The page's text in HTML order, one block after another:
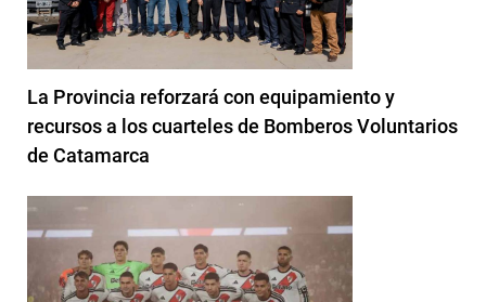
La Provincia reforzará con equipamiento y
recursos a los cuarteles de Bomberos Voluntarios
de Catamarca